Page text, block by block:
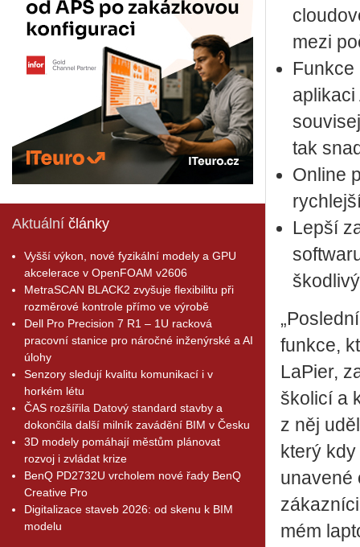
Aktuální články
Vyšší výkon, nové fyzikální modely a GPU
akcelerace v OpenFOAM v2606
MetraSCAN BLACK2 zvyšuje flexibilitu při
rozměrové kontrole přímo ve výrobě
Dell Pro Precision 7 R1 – 1U racková
pracovní stanice pro náročné inženýrské a AI
úlohy
Senzory sledují kvalitu komunikací i v
horkém létu
ČAS rozšířila Datový standard stavby a
dokončila další milník zavádění BIM v Česku
3D modely pomáhají městům plánovat
rozvoj i zvládat krize
BenQ PD2732U vrcholem nové řady BenQ
Creative Pro
Digitalizace staveb 2026: od skenu k BIM
modelu
mezi
Funkce
tak
Online
Lepší
funkce,
LaPier,
školicí a
z něj
který
unavené
mém